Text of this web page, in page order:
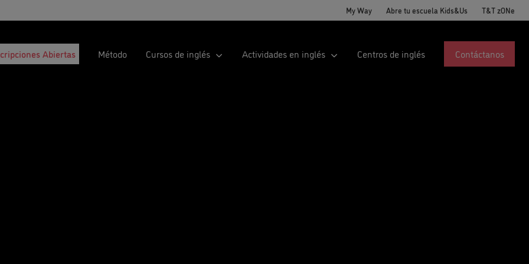
My Way Abre tu escuela Kids&Us T&T zONe
Abiertas Método Cursos de inglés Actividades en inglés Centros de inglés Contáctanos